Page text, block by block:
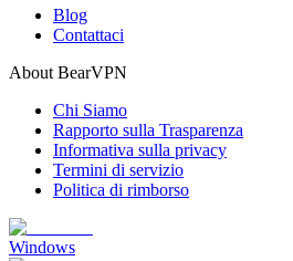
Blog
Contattaci
About BearVPN
Chi Siamo
Rapporto sulla Trasparenza
Informativa sulla privacy
Termini di servizio
Politica di rimborso
Windows